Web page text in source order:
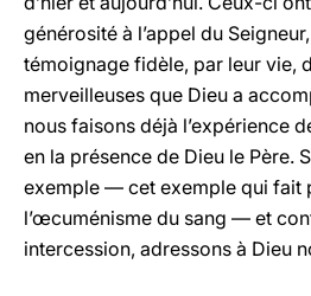
générosité à l’appel du
témoignage fidèle, par leur vie,
merveilleuses que Dieu a
nous faisons déjà l’expérience
en la présence de Dieu le Père.
exemple — cet exemple qui fait
l’œcuménisme du sang — et
intercession, adressons à Dieu